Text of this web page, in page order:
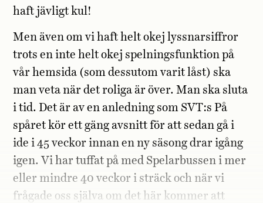
haft jävligt kul!
Men även om vi haft helt okej lyssnarsiffror
trots en inte helt okej spelningsfunktion på
vår hemsida (som dessutom varit låst) ska
man veta när det roliga är över. Man ska sluta
i tid. Det är av en anledning som SVT:s På
spåret kör ett gäng avsnitt för att sedan gå i
ide i 45 veckor innan en ny säsong drar igång
igen. Vi har tuffat på med Spelarbussen i mer
eller mindre 40 veckor i sträck och när vi
frågade oss själva om det här kommer att